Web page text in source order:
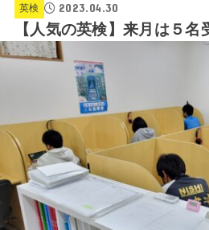
英検 2023.04.30
【人気の英検】来月は５名